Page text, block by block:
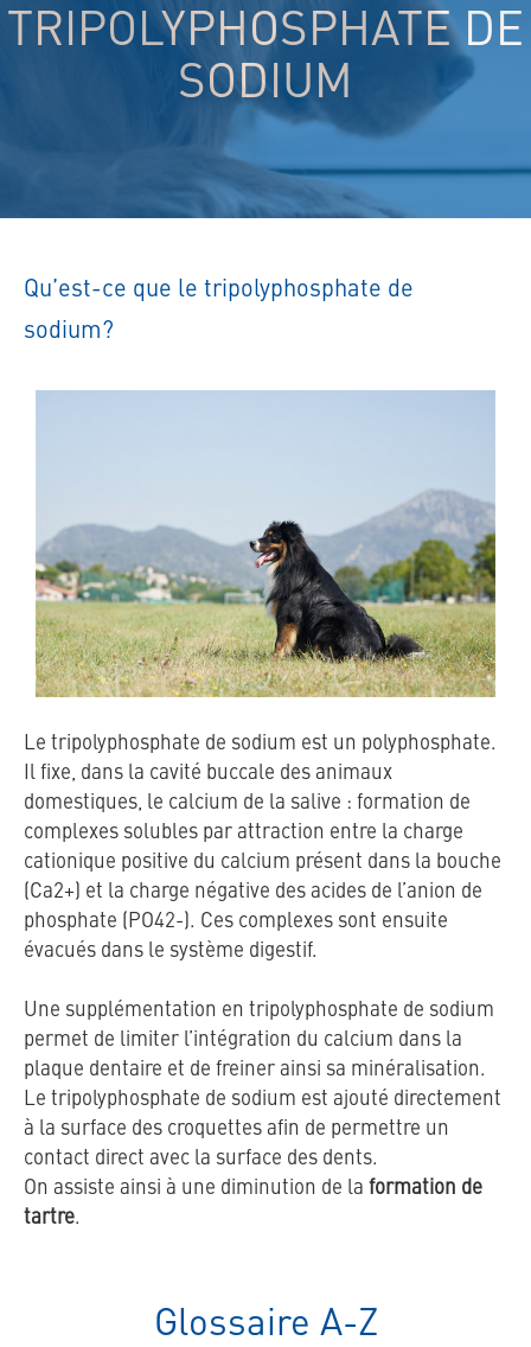
TRIPOLYPHOSPHATE DE
SODIUM
Qu’est-ce que le tripolyphosphate de
sodium?
Le tripolyphosphate de sodium est un polyphosphate.
Il fixe, dans la cavité buccale des animaux
domestiques, le calcium de la salive : formation de
complexes solubles par attraction entre la charge
cationique positive du calcium présent dans la bouche
(Ca2+) et la charge négative des acides de l’anion de
phosphate (PO42-). Ces complexes sont ensuite
évacués dans le système digestif.
Une supplémentation en tripolyphosphate de sodium
permet de limiter l’intégration du calcium dans la
plaque dentaire et de freiner ainsi sa minéralisation.
Le tripolyphosphate de sodium est ajouté directement
à la surface des croquettes afin de permettre un
contact direct avec la surface des dents.
On assiste ainsi à une diminution de la formation de
tartre.
Glossaire A-Z